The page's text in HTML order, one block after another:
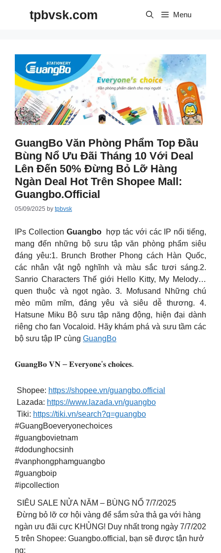
tpbvsk.com Menu
GuangBo Văn Phòng Phẩm Top Đầu
Bùng Nổ Ưu Đãi Tháng 10 Với Deal
Lên Đến 50% Đừng Bỏ Lỡ Hàng
Ngàn Deal Hot Trên Shopee Mall:
Guangbo.official
05/09/2025 by tpbvsk
IPs Collection Guangbohợp tác với các IP nổi tiếng,
mang đến những bộ sưu tập văn phòng phẩm siêu
đáng yêu:1. Brunch Brother Phong cách Hàn Quốc,
các nhân vật ngộ nghĩnh và màu sắc tươi sáng.2.
Sanrio Characters Thế giới Hello Kitty, My Melody…
quen thuộc và ngọt ngào. 3. Mofusand Những chú
mèo mũm mĩm, đáng yêu và siêu dễ thương. 4.
Hatsune Miku Bộ sưu tập năng động, hiện đại dành
riêng cho fan Vocaloid. Hãy khám phá và sưu tầm các
bộ sưu tập IP cùng GuangBo
𝐆𝐮𝐚𝐧𝐠𝐁𝐨 𝐕𝐍 – 𝐄𝐯𝐞𝐫𝐲𝐨𝐧𝐞’𝐬 𝐜𝐡𝐨𝐢𝐜𝐞𝐬.
Shopee: https://shopee.vn/guangbo.official
Lazada: https://www.lazada.vn/guangbo
Tiki: https://tiki.vn/search?q=guangbo
#GuangBoeveryonechoices
#guangbovietnam
#dodunghocsinh
#vanphongphamguangbo
#guangboip
#ipcollection
SIÊU SALE NỬA NĂM – BÙNG NỔ 7/7/2025
Đừng bỏ lỡ cơ hội vàng để sắm sửa thả ga với hàng
ngàn ưu đãi cực KHỦNG! Duy nhất trong ngày 7/7/202
5 trên Shopee: Guangbo.official, bạn sẽ được tận hưở
ng: